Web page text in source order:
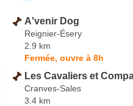
A'venir Dog
Reignier-Ésery
2.9 km
Fermée, ouvre à 8h
Les Cavaliers et
Cranves-Sales
3.4 km